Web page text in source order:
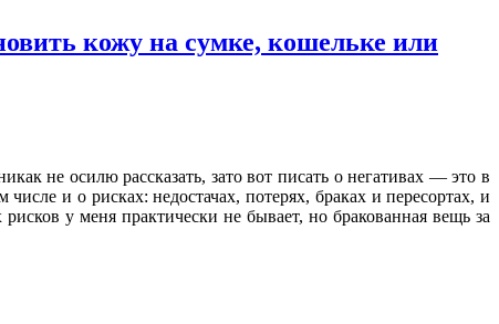
кожу на сумке, кошельке или
не осилю рассказать, зато вот писать о негативах — это в
и о рисках: недостачах, потерях, браках и пересортах, и
у меня практически не бывает, но бракованная вещь за